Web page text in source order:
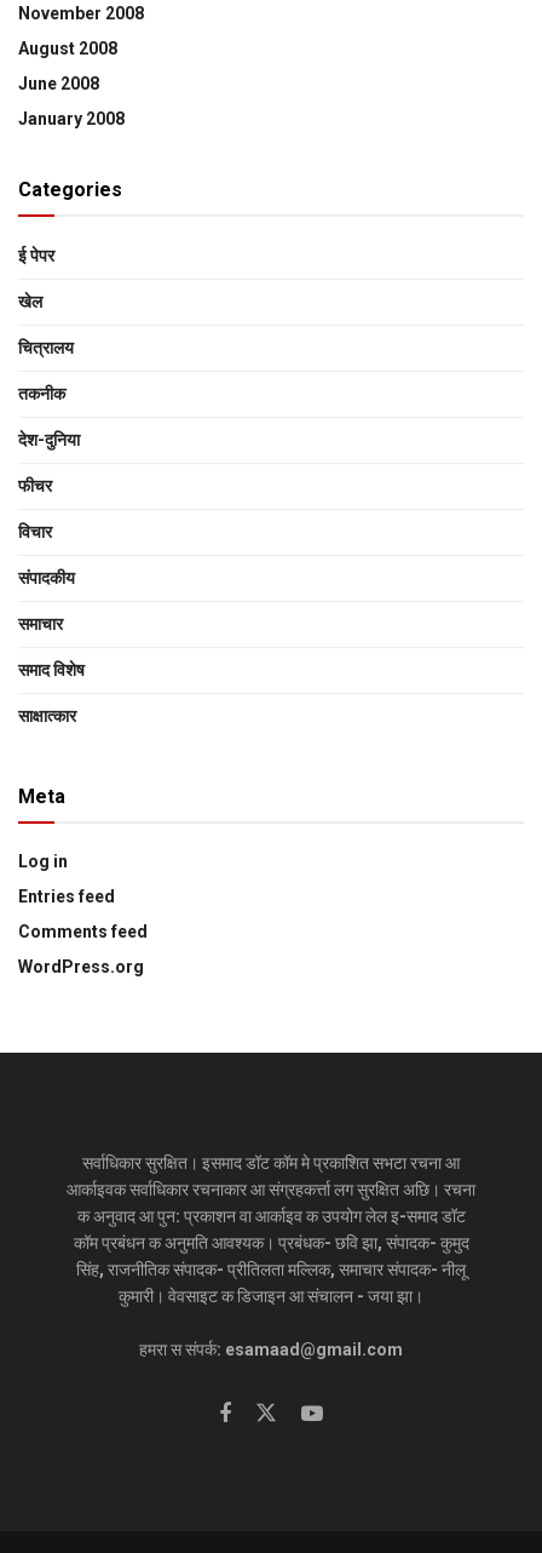
November 2008
August 2008
June 2008
January 2008
Categories
ई पेपर
खेल
चित्रालय
तकनीक
देश-दुनिया
फीचर
विचार
संपादकीय
समाचार
समाद विशेष
साक्षात्‍कार
Meta
Log in
Entries feed
Comments feed
WordPress.org
सर्वाधिकार सुरक्षित। इसमाद डॉट कॉम मे प्रकाशित सभटा रचना आ
आर्काइवक सर्वाधिकार रचनाकार आ संग्रहकर्त्ता लग सुरक्षित अछि। रचना
क अनुवाद आ पुन: प्रकाशन वा आर्काइव क उपयोग लेल इ-समाद डॉट
कॉम प्रबंधन क अनुमति आवश्यक। प्रबंधक- छवि झा, संपादक- कुमुद
सिंह, राजनीतिक संपादक- प्रीतिलता मल्लिक, समाचार संपादक- नीलू
कुमारी। वेवसाइट क डिजाइन आ संचालन - जया झा।
हमरा स संपर्क: esamaad@gmail.com